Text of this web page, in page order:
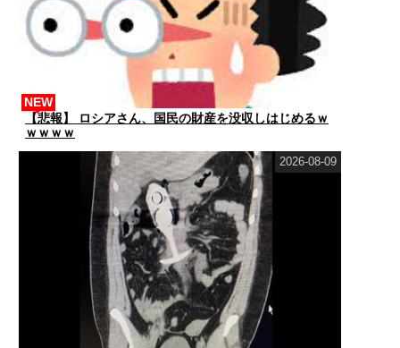
【悲報】 ロシアさん、国民の財産を没収しはじめるｗ
ｗｗｗｗ
NEW
2026-08-09